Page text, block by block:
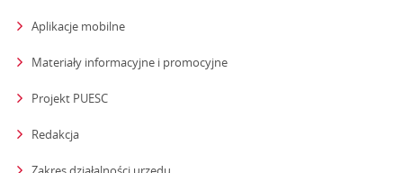
Aplikacje mobilne
Materiały informacyjne i promocyjne
Projekt PUESC
Redakcja